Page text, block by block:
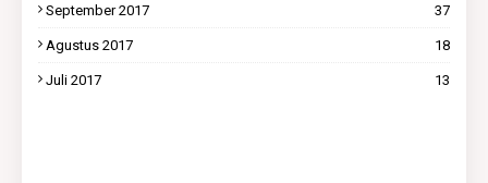
September 2017 37
Agustus 2017 18
Juli 2017 13